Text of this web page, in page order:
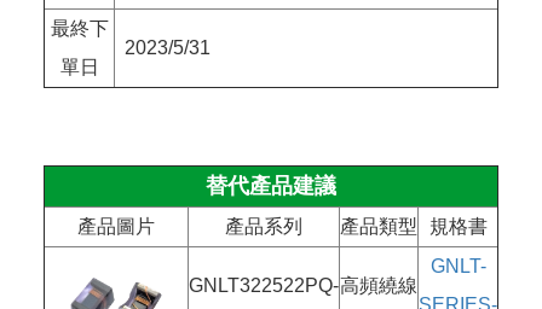
最終下
單日
2023/5/31
替代產品建議
產品圖片 產品系列 產品類型 規格書
GNLT322522PQ-高頻繞線
GNLT-
SERIES-